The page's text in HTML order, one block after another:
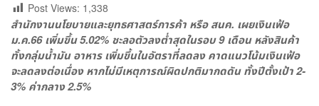
Post Views: 1,338
สำนักงานนโยบายและยุทธศาสตร์การค้า หรือ สนค. เผยเงินเฟ้อ
ม.ค.66 เพิ่มขึ้น 5.02% ชะลอตัวลงต่ำสุดในรอบ 9 เดือน หลังสินค้า
ทั้งกลุ่มน้ำมัน อาหาร เพิ่มขึ้นในอัตราที่ลดลง คาดแนวโน้มเงินเฟ้อ
จะลดลงต่อเนื่อง หากไม่มีเหตุการณ์ผิดปกติมากดดัน ทั้งปีตั้งเป้า 2-
3% ค่ากลาง 2.5%